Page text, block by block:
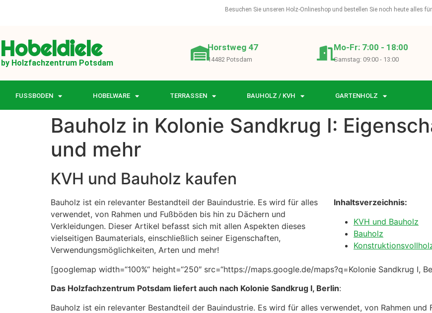
Besuchen Sie unseren Holz-Onlineshop und bestellen Sie noch heute alles
Hobeldiele
by Holzfachzentrum Potsdam
Horstweg 47
14482 Potsdam
Mo-Fr: 7:00 - 18:00
Samstag: 09:00 - 13:00
FUSSBODEN HOBELWARE TERRASSEN BAUHOLZ / KVH GARTENHOLZ
Bauholz in Kolonie Sandkrug I:
und mehr
KVH und Bauholz kaufen
Bauholz ist ein relevanter Bestandteil der Bauindustrie. Es wird für alles
verwendet, von Rahmen und Fußböden bis hin zu Dächern und
Verkleidungen. Dieser Artikel befasst sich mit allen Aspekten dieses
vielseitigen Baumaterials, einschließlich seiner Eigenschaften,
Verwendungsmöglichkeiten, Arten und mehr!
Inhaltsverzeichnis:
KVH und Bauholz
Bauholz
[googlemap width=“100%“ height=“250″ src=“https://maps.google.de/maps?q=Kolonie Sandkrug I,
Das Holzfachzentrum Potsdam liefert auch nach Kolonie Sandkrug I, Berlin:
Bauholz ist ein relevanter Bestandteil der Bauindustrie. Es wird für alles verwendet, von Rahmen und